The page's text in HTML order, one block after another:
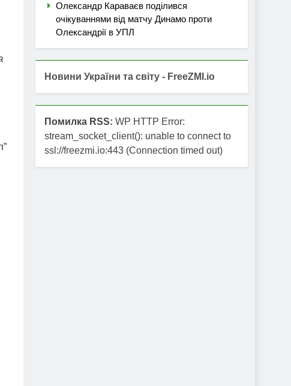
Олександр Караваєв поділився
очікуваннями від матчу Динамо проти
Олександрії в УПЛ
Новини України та світу - FreeZMI.io
Помилка RSS: WP HTTP Error:
stream_socket_client(): unable to connect to
ssl://freezmi.io:443 (Connection timed out)